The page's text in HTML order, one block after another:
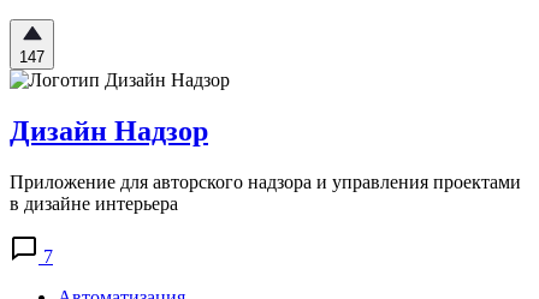
147
Дизайн Надзор
Приложение для авторского надзора и управления проектами
в дизайне интерьера
7